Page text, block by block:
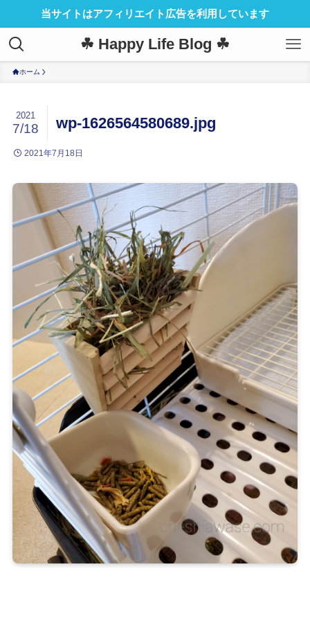
当サイトはアフィリエイト広告を利用しています
☘ Happy Life Blog ☘
ホーム
wp-1626564580689.jpg
2021
7/18
2021年7月18日